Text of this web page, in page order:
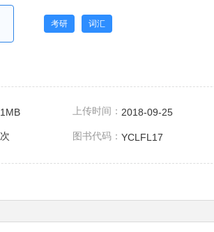
考研 词汇
上传时间： 2018-09-25
图书代码： YCLFL17